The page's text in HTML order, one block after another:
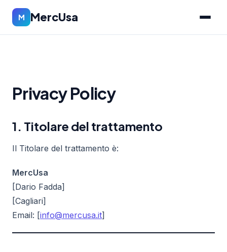
M MercUsa
Privacy Policy
1. Titolare del trattamento
Il Titolare del trattamento è:
MercUsa
[Dario Fadda]
[Cagliari]
Email: [info@mercusa.it]